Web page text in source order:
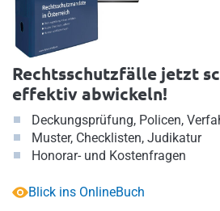
Rechtsschutzfälle jetzt
effektiv abwickeln!
Deckungsprüfung, Policen,
Muster, Checklisten, Judikatur
Honorar- und Kostenfragen
Blick ins OnlineBuch